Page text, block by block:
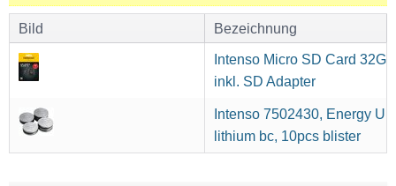
Bild Bezeichnung
Intenso Micro SD Card
inkl. SD Adapter
Intenso 7502430, Energy
lithium bc, 10pcs blister